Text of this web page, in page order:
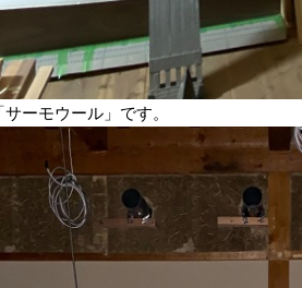
ーモウール」です。